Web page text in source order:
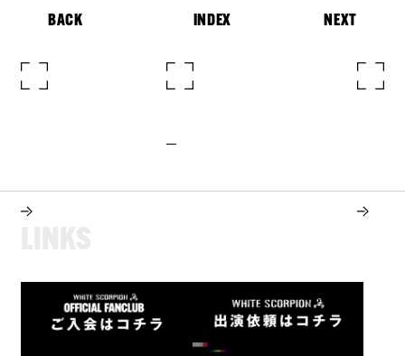
BACK INDEX NEXT